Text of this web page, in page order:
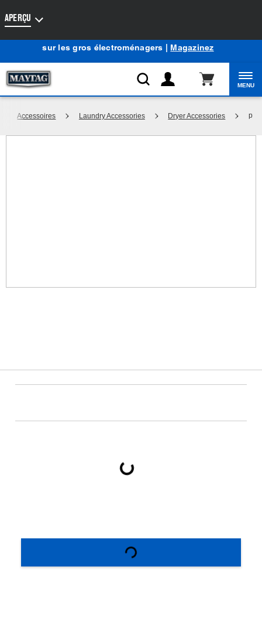
sur les gros électroménagers | Magazinez
MENU
Accessoires Laundry Accessories Dryer Accessories p
APERÇU